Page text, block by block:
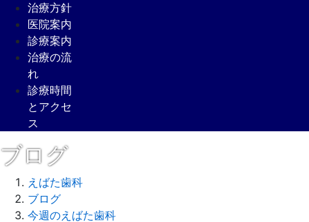
治療方針
医院案内
診療案内
治療の流
れ
診療時間
とアクセ
ス
ブログ
えばた歯科
ブログ
今週のえばた歯科